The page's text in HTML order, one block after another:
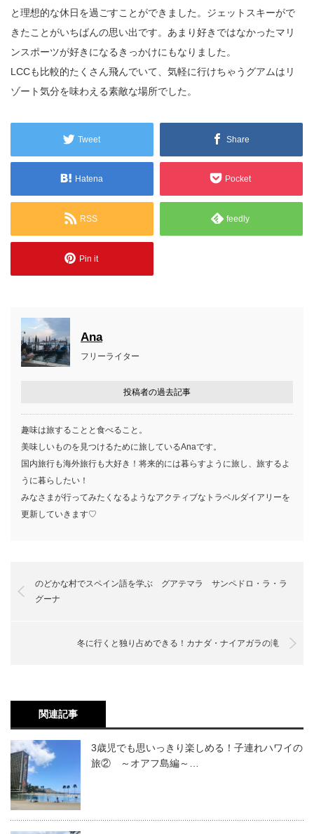
と理想的な休日を過ごすことができました。ジェットスキーがで
きたことがいちばんの思い出です。あまり好きではなかったマリ
ンスポーツが好きになるきっかけにもなりました。
LCCも比較的たくさん飛んでいて、気軽に行けちゃうグアムはリ
ゾート気分を味わえる素敵な場所でした。
Tweet Share
Hatena Pocket
RSS feedly
Pin it
Ana
フリーライター
投稿者の過去記事
趣味は旅することと食べること。
美味しいものを見つけるために旅しているAnaです。
国内旅行も海外旅行も大好き！将来的には暮らすように旅し、旅するよ
うに暮らしたい！
みなさまが行ってみたくなるようなアクティブなトラベルダイアリーを
更新していきます♡
のどかな村でスペイン語を学ぶ グアテマラ サンペドロ・ラ・ラ
グーナ
冬に行くと独り占めできる！カナダ・ナイアガラの滝
関連記事
3歳児でも思いっきり楽しめる！子連れハワイの
旅② ～オアフ島編～…